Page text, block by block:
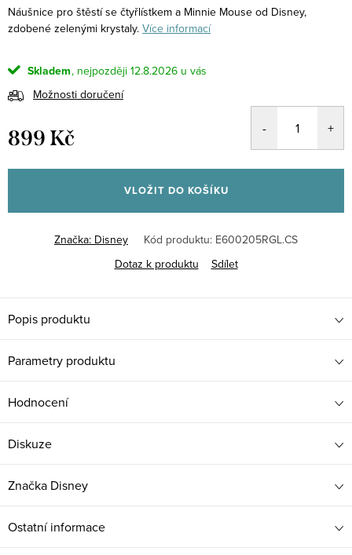
Náušnice pro štěstí se čtyřlístkem a Minnie Mouse od Disney,
zdobené zelenými krystaly. Více informací
Skladem
12.8.2026
Možnosti doručení
899 Kč
cena:
VLOŽIT DO KOŠÍKU
Značka: Disney Kód produktu: E600205RGL.CS
Dotaz k produktu
Sdílet
Popis produktu
Parametry produktu
Hodnocení
Diskuze
Značka Disney
Ostatní informace